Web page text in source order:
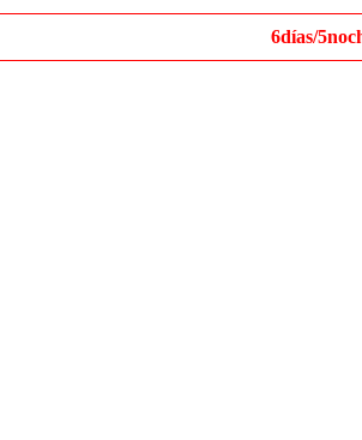
6días/